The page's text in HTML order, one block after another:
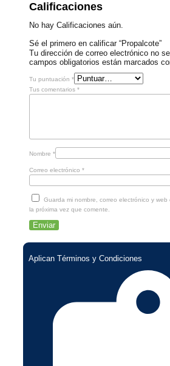
Calificaciones
No hay Calificaciones aún.
Sé el primero en calificar “Propalcote”
Tu dirección de correo electrónico no
campos obligatorios están marcados
Tu puntuación *
Tus comentarios *
Nombre *
Correo electrónico *
Guarda mi nombre, correo electrónico y
la próxima vez que comente.
Aplican Términos y Condiciones